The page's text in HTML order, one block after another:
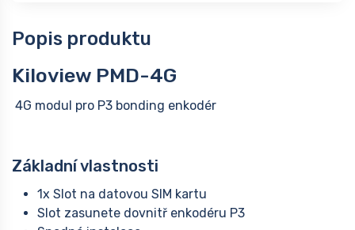
Popis produktu
Kiloview PMD-4G
4G modul pro P3 bonding enkodér
Základní vlastnosti
1x Slot na datovou SIM kartu
Slot zasunete dovnitř enkodéru P3